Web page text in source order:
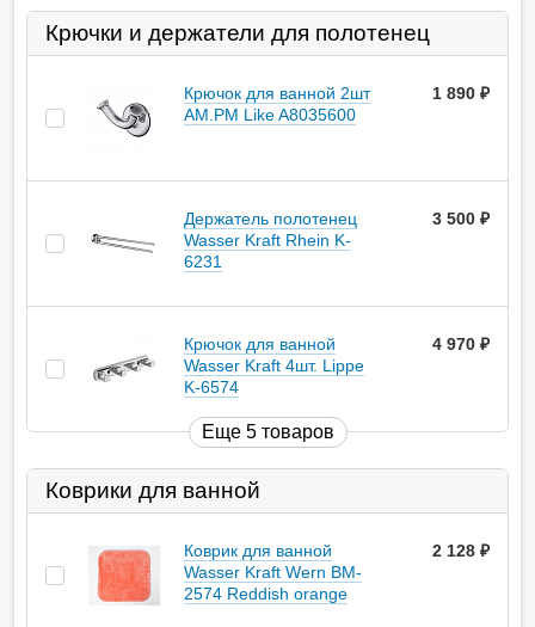
Крючки и держатели для полотенец
Крючок для ванной 2шт
AM.PM Like A8035600
1 890
Держатель полотенец
Wasser Kraft Rhein K-
6231
3 500
Крючок для ванной
Wasser Kraft 4шт. Lippe
K-6574
4 970
Еще 5 товаров
Коврики для ванной
Коврик для ванной
Wasser Kraft Wern BM-
2574 Reddish orange
2 128